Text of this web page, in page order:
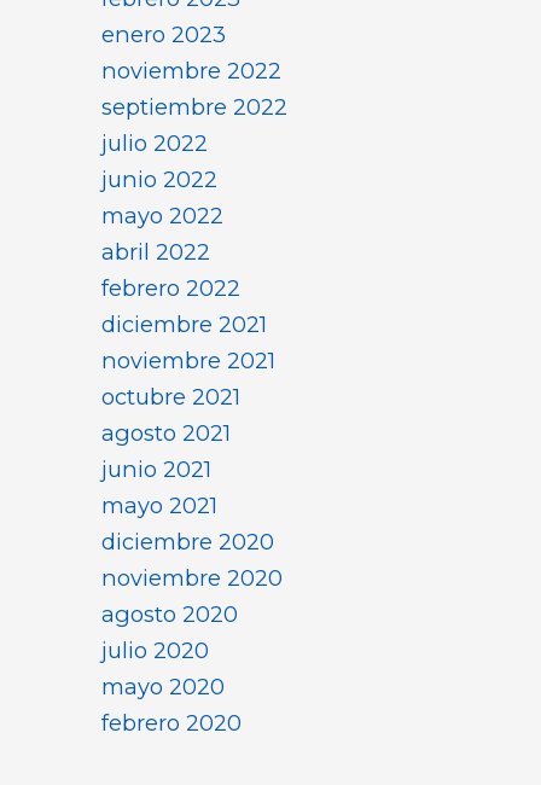
enero 2023
noviembre 2022
septiembre 2022
julio 2022
junio 2022
mayo 2022
abril 2022
febrero 2022
diciembre 2021
noviembre 2021
octubre 2021
agosto 2021
junio 2021
mayo 2021
diciembre 2020
noviembre 2020
agosto 2020
julio 2020
mayo 2020
febrero 2020